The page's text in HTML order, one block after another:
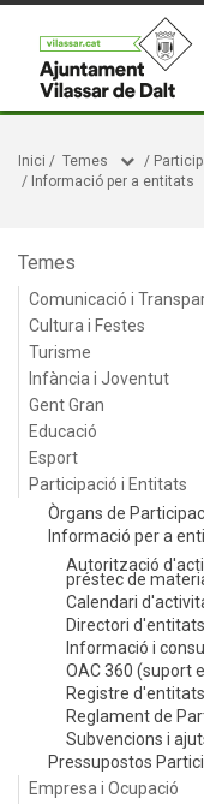
Inici / Temes /
/ Informació per a entitats
Temes
Comunicació i
Cultura i Festes
Turisme
Infància i Joventut
Gent Gran
Educació
Esport
Participació i Entitats
Òrgans de
Informació per a
Autorització
préstec de
Calendari
Directori
Informació i
OAC 360 (suport
Registre d'entitats
Reglament de
Subvencions i
Pressupostos
Empresa i Ocupació